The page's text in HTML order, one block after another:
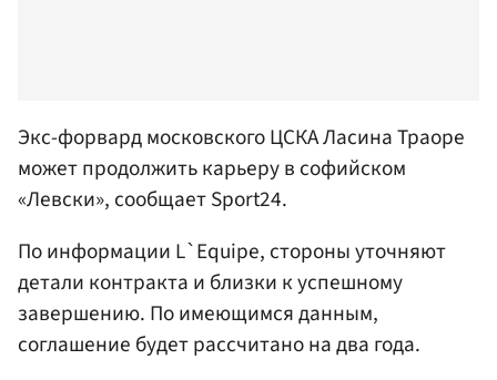
Экс-форвард московского ЦСКА Ласина Траоре
может продолжить карьеру в софийском
«Левски», сообщает Sport24.
По информации L`Equipe, стороны уточняют
детали контракта и близки к успешному
завершению. По имеющимся данным,
соглашение будет рассчитано на два года.